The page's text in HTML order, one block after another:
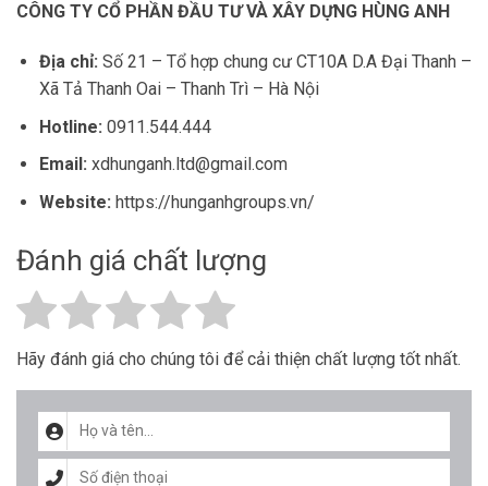
CÔNG TY CỔ PHẦN ĐẦU TƯ VÀ XÂY DỰNG HÙNG ANH
Địa chỉ: Số 21 – Tổ hợp chung cư CT10A D.A Đại Thanh –
Xã Tả Thanh Oai – Thanh Trì – Hà Nội
Hotline: 0911.544.444
Email: xdhunganh.ltd@gmail.com
Website: https://hunganhgroups.vn/
Đánh giá chất lượng
Hãy đánh giá cho chúng tôi để cải thiện chất lượng tốt nhất.